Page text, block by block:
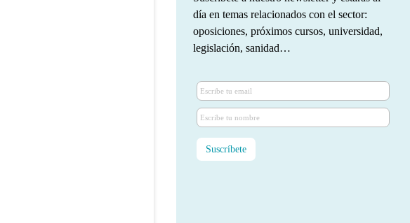
día en temas relacionados con el sector:
oposiciones, próximos cursos, universidad,
legislación, sanidad…